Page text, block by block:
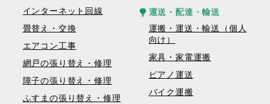
インターネット回線
畳替え・交換
エアコン工事
網戸の張り替え・修理
障子の張り替え・修理
ふすまの張り替え・修理
運送・配達・輸送
運搬・運送・輸送（個人
向け）
家具・家電運搬
ピアノ運送
バイク運搬